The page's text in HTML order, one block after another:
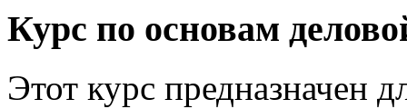
Курс по основам
Этот курс предназначен